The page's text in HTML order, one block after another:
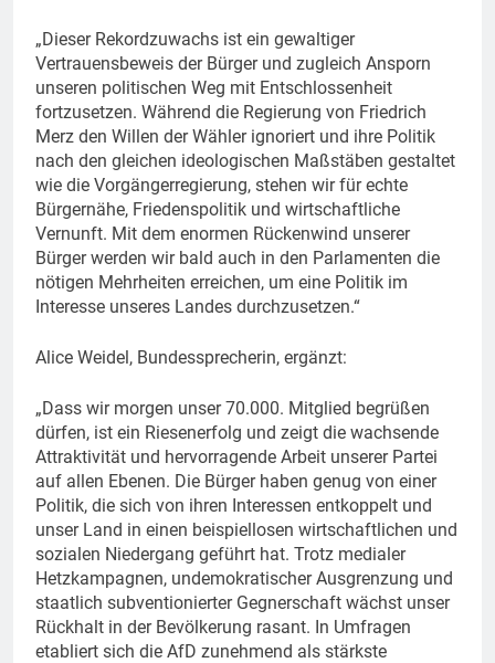
„Dieser Rekordzuwachs ist ein gewaltiger
Vertrauensbeweis der Bürger und zugleich Ansporn
unseren politischen Weg mit Entschlossenheit
fortzusetzen. Während die Regierung von Friedrich
Merz den Willen der Wähler ignoriert und ihre Politik
nach den gleichen ideologischen Maßstäben gestaltet
wie die Vorgängerregierung, stehen wir für echte
Bürgernähe, Friedenspolitik und wirtschaftliche
Vernunft. Mit dem enormen Rückenwind unserer
Bürger werden wir bald auch in den Parlamenten die
nötigen Mehrheiten erreichen, um eine Politik im
Interesse unseres Landes durchzusetzen.“
Alice Weidel, Bundessprecherin, ergänzt:
„Dass wir morgen unser 70.000. Mitglied begrüßen
dürfen, ist ein Riesenerfolg und zeigt die wachsende
Attraktivität und hervorragende Arbeit unserer Partei
auf allen Ebenen. Die Bürger haben genug von einer
Politik, die sich von ihren Interessen entkoppelt und
unser Land in einen beispiellosen wirtschaftlichen und
sozialen Niedergang geführt hat. Trotz medialer
Hetzkampagnen, undemokratischer Ausgrenzung und
staatlich subventionierter Gegnerschaft wächst unser
Rückhalt in der Bevölkerung rasant. In Umfragen
etabliert sich die AfD zunehmend als stärkste